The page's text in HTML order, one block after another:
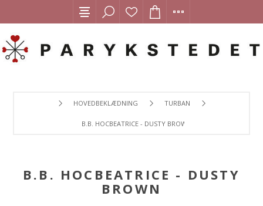
HOVEDBEKLÆDNING TURBAN
B.B. HOCBEATRICE - DUSTY BROWN
B.B. HOCBEATRICE - DUSTY
BROWN